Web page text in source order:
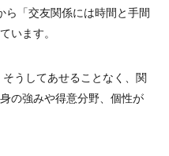
ら「交友関係には時間と手間
います。
うしてあせることなく、関
の強みや得意分野、個性が